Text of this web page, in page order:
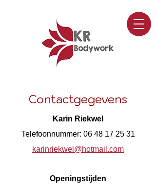
Contactgegevens
Karin Riekwel
Telefoonnummer: 06 48 17 25 31
karinriekwel@hotmail.com
Openingstijden